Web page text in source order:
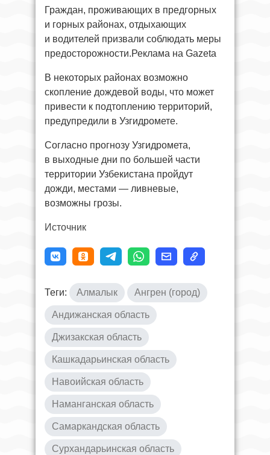
Граждан, проживающих в предгорных
и горных районах, отдыхающих
и водителей призвали соблюдать меры
предосторожности.Реклама на Gazeta
В некоторых районах возможно
скопление дождевой воды, что может
привести к подтоплению территорий,
предупредили в Узгидромете.
Согласно прогнозу Узгидромета,
в выходные дни по большей части
территории Узбекистана пройдут
дожди, местами — ливневые,
возможны грозы.
Источник
Теги: Алмалык Ангрен (город)
Андижанская область
Джизакская область
Кашкадарьинская область
Навоийская область
Наманганская область
Самаркандская область
Сурхандарьинская область